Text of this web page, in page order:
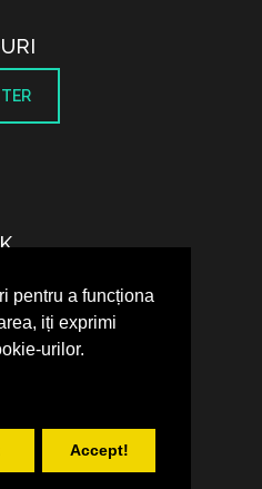
pentru a funcționa
iți exprimi
urilor.
Accept!